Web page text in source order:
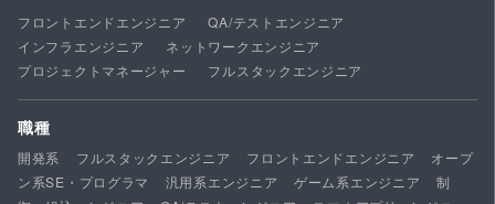
フロントエンドエンジニア
QA/テストエンジニア
インフラエンジニア
ネットワークエンジニア
プロジェクトマネージャー
フルスタックエンジニア
職種
開発系 フルスタックエンジニア フロントエンドエンジニア
オープ
ン系SE・プログラマ
汎用系エンジニア ゲーム系エンジニア
制